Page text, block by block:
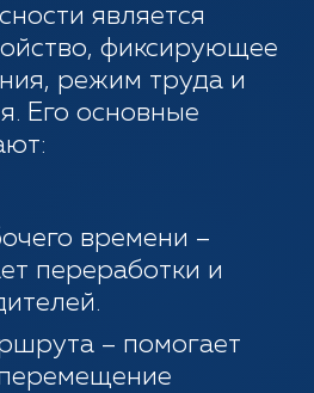
является
фиксирующее
режим труда и
Его основные
времени –
переработки и
– помогает